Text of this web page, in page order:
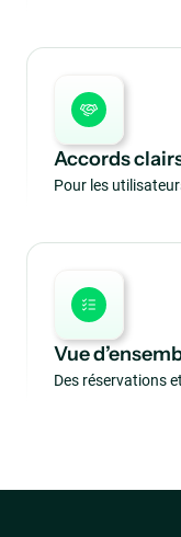
Accords
Pour les
Vue
Des réservations